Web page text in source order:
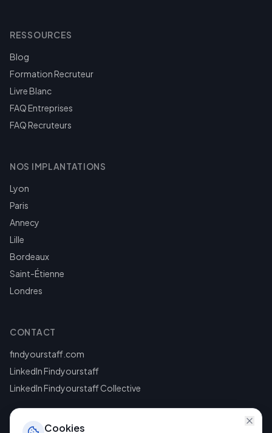
RESSOURCES
Blog
Formation Recruteur
Livre Blanc
FAQ Entreprises
FAQ Recruteurs
NOS IMPLANTATIONS
Lyon
Paris
Annecy
Lille
Bordeaux
Saint-Étienne
Londres
CONTACT
findyourstaff.com
LinkedIn Findyourstaff
LinkedIn Findyourstaff Collective
Cookies